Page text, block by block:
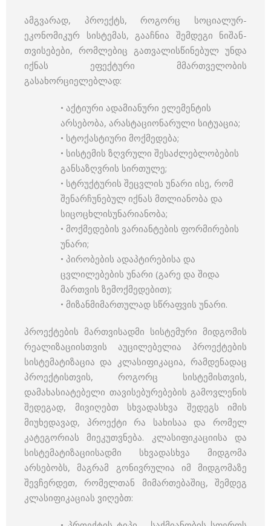
ამგვარად, პროექტს, როგორც სოციალურ-
ეკონომიკურ სისტემას, გააჩნია შემდეგი ნიშან-
თვისებები, რომლებიც გათვალისწინებულ უნდა
იქნას ეფექტური მმართველობის
გასახორციელებლად:
• აქტიური ადამიანური ელემენტის
არსებობა, არასტაციონარული სიტუაცია;
• სტოქასტიური მოქმედება;
• სისტემის ზღვრული შესაძლებლობების
განსაზღვრის სირთულე;
• სტრუქტურის შეცვლის უნარი ისე, რომ
შენარჩუნებულ იქნას მთლიანობა და
სიცოცხლისუნარიანობა;
• მოქმედების ვარიანტების ფორმირების
უნარი;
• პირობების ადაპტირებისა და
ცვლილებების უნარი (გარე და შიდა
მართვის ზემოქმედებით);
• მიზანმიმართულად სწრაფვის უნარი.
პროექტების მართვისადმი სისტემური მიდგომის
რეალიზაციისთვის აუცილებელია პროექტების
სისტემატიზაცია და კლასიფიკაცია, რამდენადაც
პროექტისთვის, როგორც სისტემისთვის,
დამახასიატებელი თავისებურებების გამოვლენის
შედეგად, მივიღებთ სხვადასხვა შედეგს იმის
მიუხედავად, პროექტი რა სახისაა და რომელ
კატეგორიას მიეკუთვნება. კლასიფიკაციისა და
სისტემატიზაციისადმი სხვადასხვა მიდგომა
არსებობს, მაგრამ გონივრულია იმ მიდგომაზე
შევჩერდეთ, რომელთან მიმართებაშიც, შემდეგ
კლასიფიკაციას ვიღებთ: